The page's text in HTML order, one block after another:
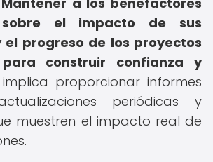
sobre el impacto de sus
el progreso de los proyectos
construir confianza y
implica proporcionar informes
periódicas y
muestren el impacto real de